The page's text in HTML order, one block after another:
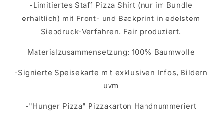
-Limitiertes Staff Pizza Shirt (nur im Bundle
erhältlich) mit Front- und Backprint in edelstem
Siebdruck-Verfahren. Fair produziert.
Materialzusammensetzung: 100% Baumwolle
-Signierte Speisekarte mit exklusiven Infos, Bildern
uvm
-"Hunger Pizza" Pizzakarton Handnummeriert